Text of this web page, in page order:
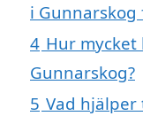
i
4 Hur
Gunnarskog?
5 Vad